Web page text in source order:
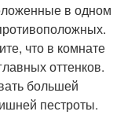
в одном
что в комнате
оттенков.
большей
пестроты.